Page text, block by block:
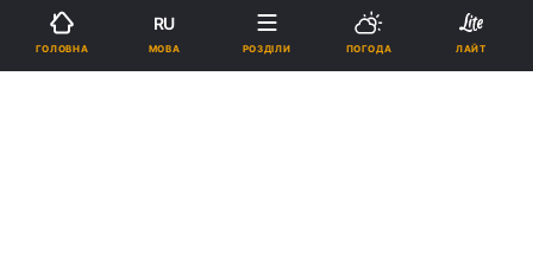
ІВАН БОЙКО
15:11, 17.06.26 2 хв. 8468
ГОЛОВНА
RU
МОВА РОЗДІЛИ ПОГОДА ЛАЙТ